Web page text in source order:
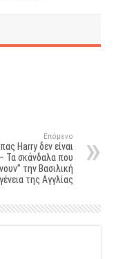
Επόμενο
Harry δεν είναι
Τα σκάνδαλα που
την Βασιλική
της Αγγλίας